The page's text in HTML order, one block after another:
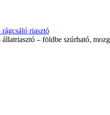
riasztó
állatriasztó – földbe szúrható,